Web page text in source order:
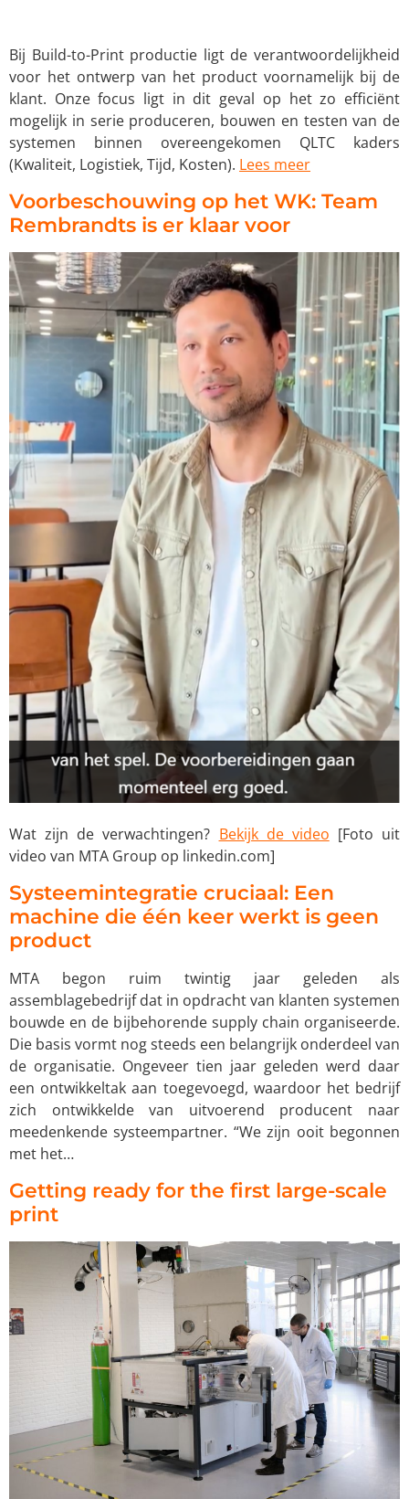
Bij Build-to-Print productie ligt de verantwoordelijkheid
voor het ontwerp van het product voornamelijk bij de
klant. Onze focus ligt in dit geval op het zo efficiënt
mogelijk in serie produceren, bouwen en testen van de
systemen binnen overeengekomen QLTC kaders
(Kwaliteit, Logistiek, Tijd, Kosten). Lees meer
Voorbeschouwing op het WK: Team
Rembrandts is er klaar voor
Wat zijn de verwachtingen? Bekijk de video [Foto uit
video van MTA Group op linkedin.com]
Systeemintegratie cruciaal: Een
machine die één keer werkt is geen
product
MTA begon ruim twintig jaar geleden als
assemblagebedrijf dat in opdracht van klanten systemen
bouwde en de bijbehorende supply chain organiseerde.
Die basis vormt nog steeds een belangrijk onderdeel van
de organisatie. Ongeveer tien jaar geleden werd daar
een ontwikkeltak aan toegevoegd, waardoor het bedrijf
zich ontwikkelde van uitvoerend producent naar
meedenkende systeempartner. “We zijn ooit begonnen
met het…
Getting ready for the first large-scale
print